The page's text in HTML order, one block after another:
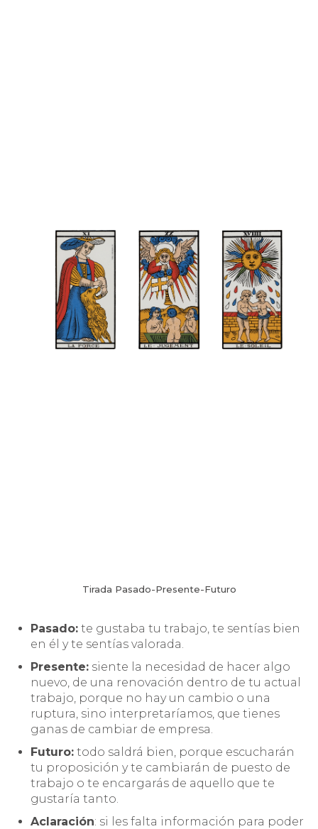
Tirada Pasado-Presente-Futuro
Pasado: te gustaba tu trabajo, te sentías bien
en él y te sentías valorada.
Presente: siente la necesidad de hacer algo
nuevo, de una renovación dentro de tu actual
trabajo, porque no hay un cambio o una
ruptura, sino interpretaríamos, que tienes
ganas de cambiar de empresa.
Futuro: todo saldrá bien, porque escucharán
tu proposición y te cambiarán de puesto de
trabajo o te encargarás de aquello que te
gustaría tanto.
Aclaración: si les falta información para poder